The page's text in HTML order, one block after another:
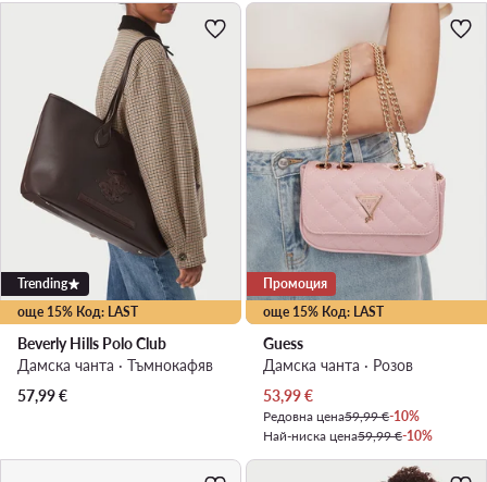
още 15% Код: LAST
Trending
Beverly Hills Polo Club
Дамска чанта · Тъмнокафяв
57,99€
още 15% Код: LAST
Промоция
Guess
Дамска чанта · Розов
Актуална цена
53,99€
Редовна цена59,99 €-10%
Най-ниска цена59,99 €-10%